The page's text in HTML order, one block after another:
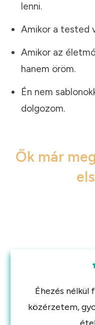
lenni.
Amikor a tested
Amikor az
hanem öröm.
Én nem
dolgozom.
Ők már
Éhezés nélkül
közérzetem,